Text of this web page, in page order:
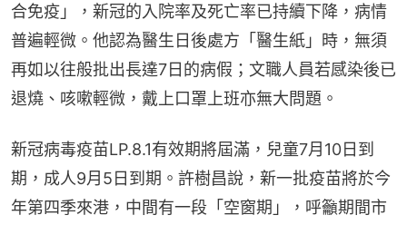
合免疫」，新冠的入院率及死亡率已持續下降，病情
普遍輕微。他認為醫生日後處方「醫生紙」時，無須
再如以往般批出長達7日的病假；文職人員若感染後已
退燒、咳嗽輕微，戴上口罩上班亦無大問題。
新冠病毒疫苗LP.8.1有效期將屆滿，兒童7月10日到
期，成人9月5日到期。許樹昌說，新一批疫苗將於今
年第四季來港，中間有一段「空窗期」，呼籲期間市